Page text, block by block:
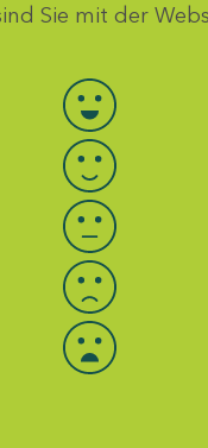
Sie mit der
Bewertung